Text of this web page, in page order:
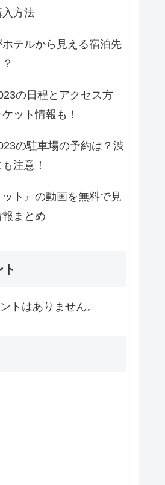
方法
テルから見える宿泊先
の日程とアクセス方
ット情報も！
の駐車場の予約は？渋
注意！
ット』の動画を無料で見
まとめ
トはありません。